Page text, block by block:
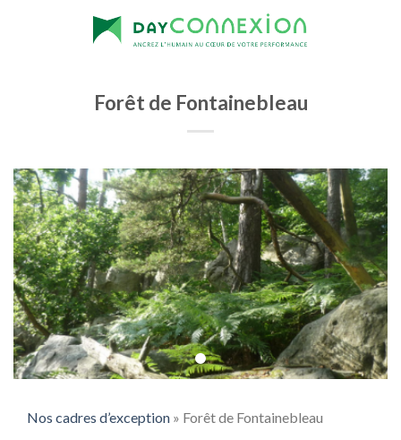
Forêt de Fontainebleau
Nos cadres d’exception » Forêt de Fontainebleau